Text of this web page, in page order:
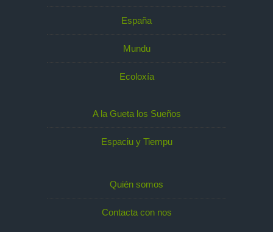
España
Mundu
Ecoloxía
A la Gueta los Sueños
Espaciu y Tiempu
Quién somos
Contacta con nos